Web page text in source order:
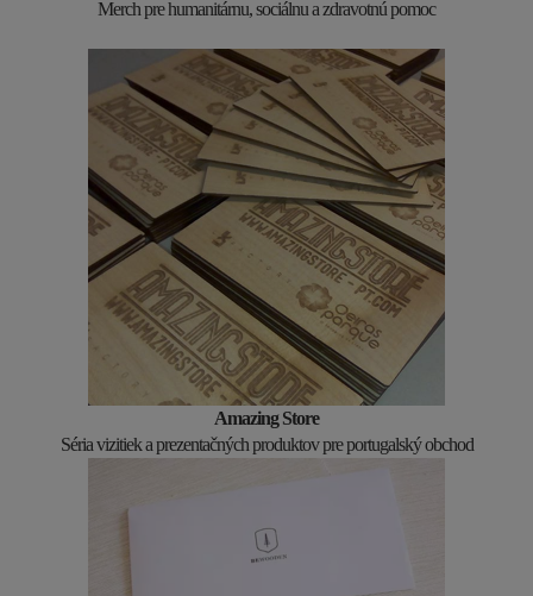
Merch pre humanitárnu, sociálnu a zdravotnú pomoc
Amazing Store
Séria vizitiek a prezentačných produktov pre portugalský obchod